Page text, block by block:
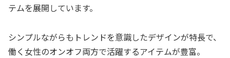
テムを展開しています。
シンプルながらもトレンドを意識したデザインが特長で、
働く女性のオンオフ両方で活躍するアイテムが豊富。